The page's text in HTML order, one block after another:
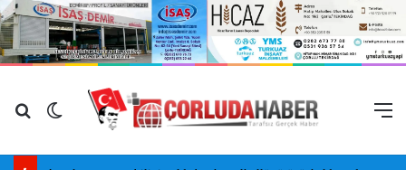
Arama yap ...
Dış görünümü değiştir